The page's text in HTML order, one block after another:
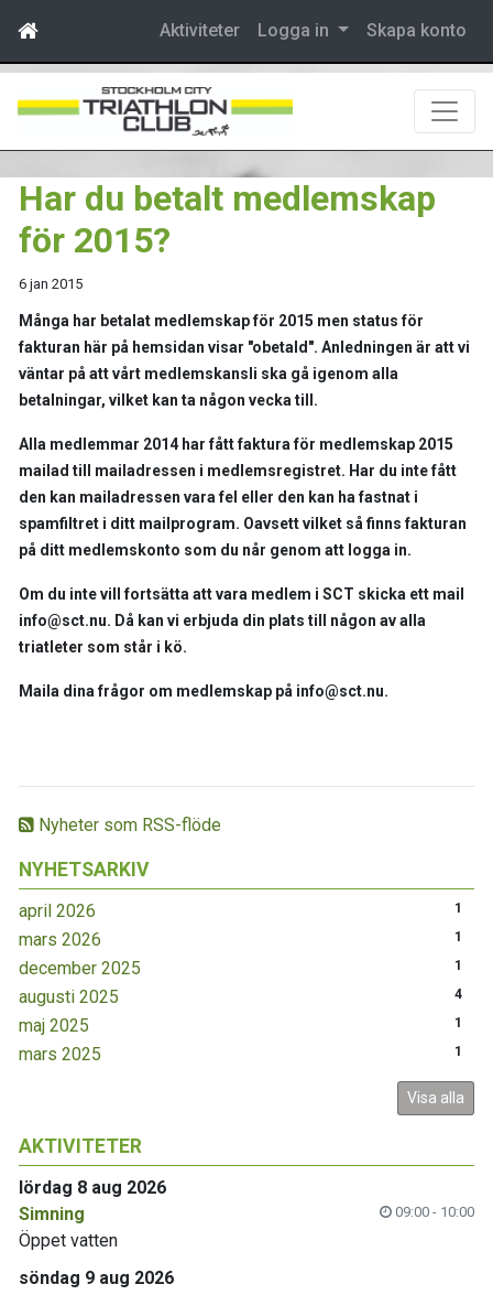
Aktiviteter Logga in Skapa konto
Nyheter som RSS-flöde
NYHETSARKIV
april 2026 1
mars 2026 1
december 2025 1
augusti 2025 4
maj 2025 1
mars 2025 1
Visa alla
AKTIVITETER
lördag 8 aug 2026
Simning
09:00 - 10:00
Öppet vatten
söndag 9 aug 2026
Har du betalt medlemskap
för 2015?
6 jan 2015
Många har betalat medlemskap för 2015 men status för
fakturan här på hemsidan visar "obetald". Anledningen är att vi
väntar på att vårt medlemskansli ska gå igenom alla
betalningar, vilket kan ta någon vecka till.
Alla medlemmar 2014 har fått faktura för medlemskap 2015
mailad till mailadressen i medlemsregistret. Har du inte fått
den kan mailadressen vara fel eller den kan ha fastnat i
spamfiltret i ditt mailprogram. Oavsett vilket så finns fakturan
på ditt medlemskonto som du når genom att logga in.
Om du inte vill fortsätta att vara medlem i SCT skicka ett mail
info@sct.nu. Då kan vi erbjuda din plats till någon av alla
triatleter som står i kö.
Maila dina frågor om medlemskap på info@sct.nu.